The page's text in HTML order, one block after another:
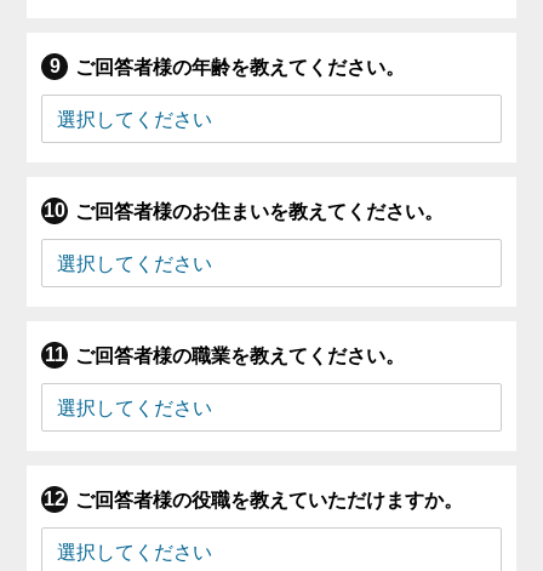
ご回答者様の年齢を教えてください。
ご回答者様のお住まいを教えてください。
ご回答者様の職業を教えてください。
ご回答者様の役職を教えていただけますか。